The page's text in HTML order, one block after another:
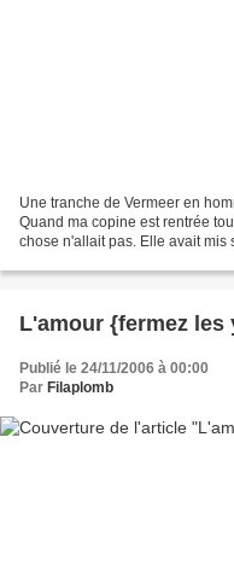
Une tranche de Vermeer en
Quand ma copine est rentrée
chose n'allait pas. Elle avait mis
L'amour {fermez les
Publié le 24/11/2006 à 00:00
Par Filaplomb